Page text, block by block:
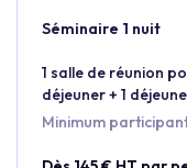
Séminaire 1 nuit
1 salle de réunion
déjeuner + 1
Minimum